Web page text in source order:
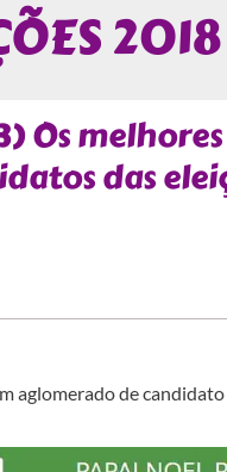
2018
Os
das
aglomerado de